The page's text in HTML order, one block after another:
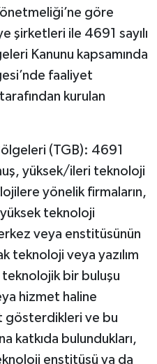
göre
şirketleri ile 4691 sayılı
Kanunu kapsamında
faaliyet
kurulan
(TGB): 4691
yüksek/ileri teknoloji
yönelik firmaların,
teknoloji
veya enstitüsünün
teknoloji veya yazılım
bir buluşu
hizmet haline
gösterdikleri ve bu
katkıda bulundukları,
enstitüsü ya da